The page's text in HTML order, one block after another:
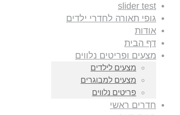
slider test
גופי תאורה לחדרי ילדים
אודות
דף הבית
מצעים ופריטים נלווים
מצעים לילדים
מצעים למבוגרים
פריטים נלווים
חדרים ראשי